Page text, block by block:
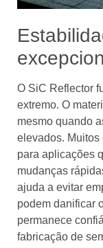
O SiC Reflector
extremo. O
mesmo quando
elevados.
para aplicações
mudanças
ajuda a evitar
podem danificar
permanece
fabricação de